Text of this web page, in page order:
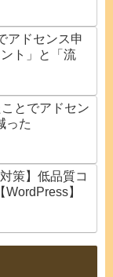
アドセンス申
ト」と「流
とでアドセン
った
策】低品質コ
】